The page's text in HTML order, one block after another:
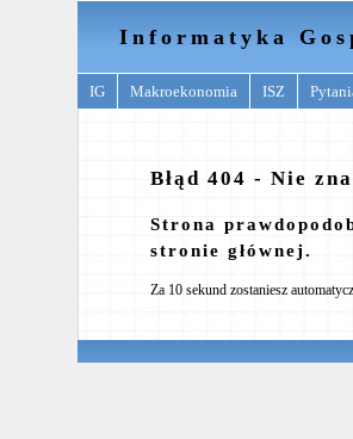
Informatyka
IG Makroekonomia ISZ
Błąd 404 - Nie
Strona
stronie głównej.
Za 10 sekund zostaniesz